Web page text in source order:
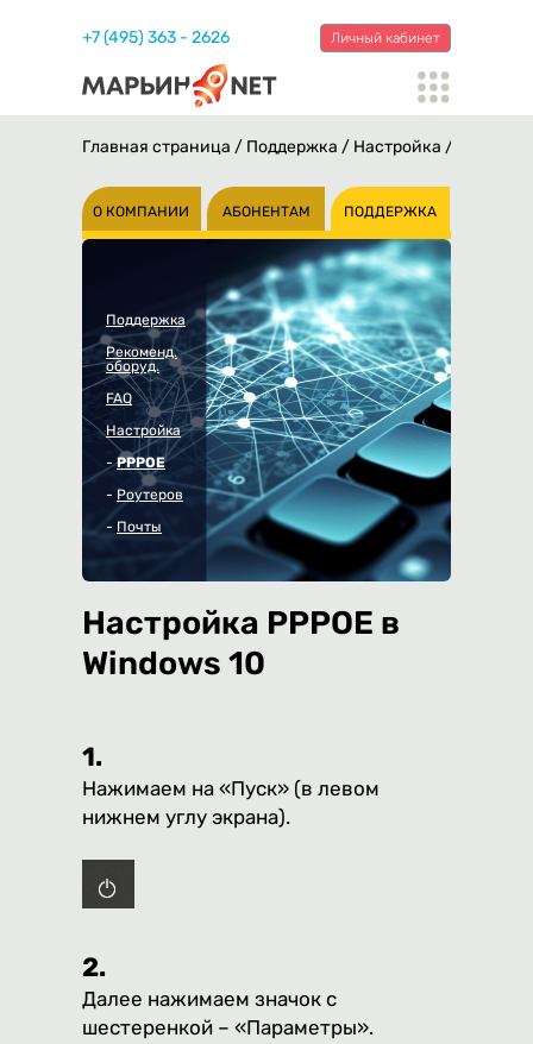
+7 (495) 363 - 2626 Личный кабинет
Главная страница / Поддержка / Настройка /
О КОМПАНИИ АБОНЕНТАМ ПОДДЕРЖКА
Поддержка
Рекоменд.
оборуд.
FAQ
Настройка
-PPPOE
- Роутеров
- Почты
Настройка PPPOE в
Windows 10
1.
Нажимаем на «Пуск» (в левом
нижнем углу экрана).
2.
Далее нажимаем значок с
шестеренкой – «Параметры».